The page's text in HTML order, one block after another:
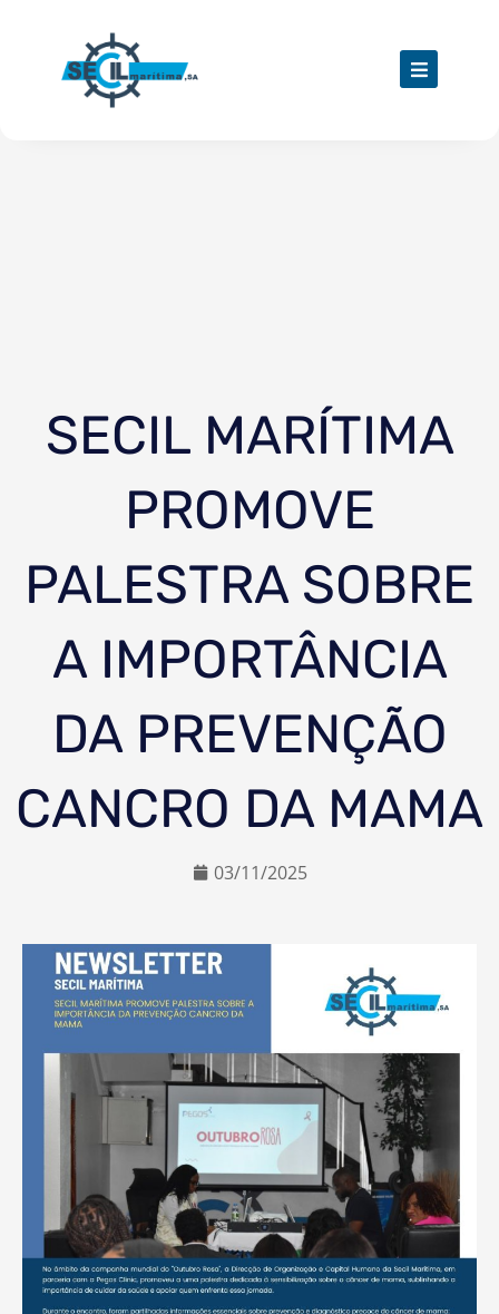
SECIL MARÍTIMA
PROMOVE
PALESTRA SOBRE
A IMPORTÂNCIA
DA PREVENÇÃO
CANCRO DA MAMA
03/11/2025